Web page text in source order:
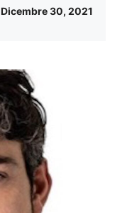
Dicembre 30, 2021